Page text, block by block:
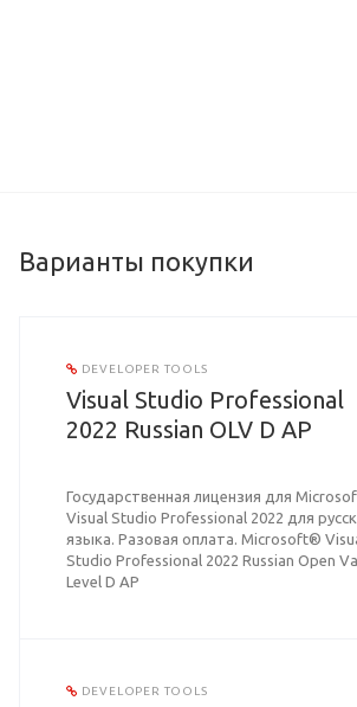
Варианты покупки
DEVELOPER TOOLS
Visual Studio Professional
2022 Russian OLV D AP
Государственная лицензия для
Visual Studio Professional 2022 для
языка. Разовая оплата. Microsoft®
Studio Professional 2022 Russian Open
Level D AP
DEVELOPER TOOLS